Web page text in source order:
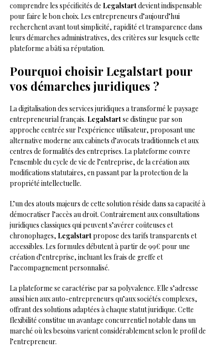
comprendre les spécificités de Legalstartdevient indispensable
pour faire le bon choix. Les entrepreneurs d’aujourd’hui
recherchent avant tout simplicité, rapidité et transparence dans
leurs démarches administratives, des critères sur lesquels cette
plateforme a bâti sa réputation.
Pourquoi choisir Legalstart pour
vos démarches juridiques ?
La digitalisation des services juridiques a transformé le paysage
entrepreneurial français. Legalstartse distingue par son
approche centrée sur l’expérience utilisateur, proposant une
alternative moderne aux cabinets d’avocats traditionnels et aux
centres de formalités des entreprises. La plateforme couvre
l’ensemble du cycle de vie de l’entreprise, de la création aux
modifications statutaires, en passant par la protection de la
propriété intellectuelle.
L’un des atouts majeurs de cette solution réside dans sa capacité à
démocratiser l’accès au droit. Contrairement aux consultations
juridiques classiques qui peuvent s’avérer coûteuses et
chronophages, Legalstartpropose des tarifs transparents et
accessibles. Les formules débutent à partir de 99€ pour une
création d’entreprise, incluant les frais de greffe et
l’accompagnement personnalisé.
La plateforme se caractérise par sa polyvalence. Elle s’adresse
aussi bien aux auto-entrepreneurs qu’aux sociétés complexes,
offrant des solutions adaptées à chaque statut juridique. Cette
flexibilité constitue un avantage concurrentiel notable dans un
marché où les besoins varient considérablement selon le profil de
l’entrepreneur.